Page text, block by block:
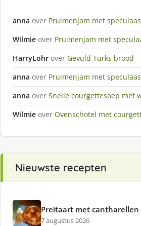
anna over Pruimenjam met
Wilmie over Pruimenjam met
HarryLohr over Gevuld Turks brood
anna over Pruimenjam met
anna over Snelle courgettesoep met
Wilmie over Ovenschotel met
Nieuwste recepten
Preitaart met cantharellen
7 augustus 2026